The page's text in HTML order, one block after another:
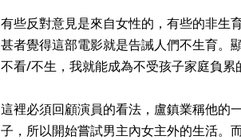
有些反對意見是來自女性的，有些的非生
甚者覺得這部電影就是告誡人們不生育。
不看/不生，我就能成為不受孩子家庭負累
這裡必須回顧演員的看法，盧鎮業稱他的
子，所以開始嘗試男主內女主外的生活。